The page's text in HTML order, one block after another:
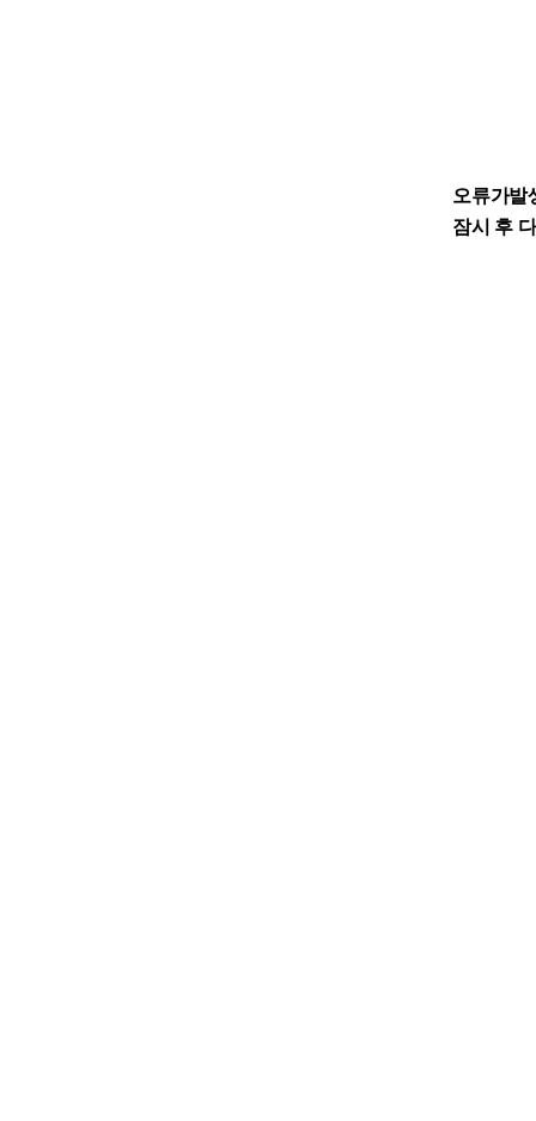
오류가발
잠시 후